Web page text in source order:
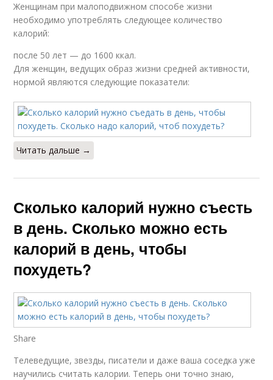
Женщинам при малоподвижном способе жизни
необходимо употреблять следующее количество
калорий:
после 50 лет — до 1600 ккал.
Для женщин, ведущих образ жизни средней активности,
нормой являются следующие показатели:
Читать дальше →
Сколько калорий нужно съесть
в день. Сколько можно есть
калорий в день, чтобы
похудеть?
Share
Телеведущие, звезды, писатели и даже ваша соседка уже
научились считать калории. Теперь они точно знаю,